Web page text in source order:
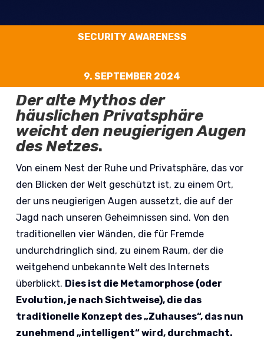
SECURITY AWARENESS
9. SEPTEMBER 2024
Der alte Mythos der
häuslichen Privatsphäre
weicht den neugierigen Augen
des Netzes.
Von einem Nest der Ruhe und Privatsphäre, das vor
den Blicken der Welt geschützt ist, zu einem Ort,
der uns neugierigen Augen aussetzt, die auf der
Jagd nach unseren Geheimnissen sind. Von den
traditionellen vier Wänden, die für Fremde
undurchdringlich sind, zu einem Raum, der die
weitgehend unbekannte Welt des Internets
überblickt. Dies ist die Metamorphose (oder
Evolution, je nach Sichtweise), die das
traditionelle Konzept des „Zuhauses“, das nun
zunehmend „intelligent“ wird, durchmacht.